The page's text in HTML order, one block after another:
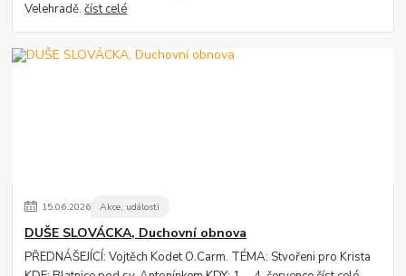
Velehradě.číst celé
15.06.2026 Akce, události
DUŠE SLOVÁCKA, Duchovní obnova
PŘEDNÁŠEJÍCÍ: Vojtěch Kodet O.Carm. TÉMA: Stvořeni pro Krista